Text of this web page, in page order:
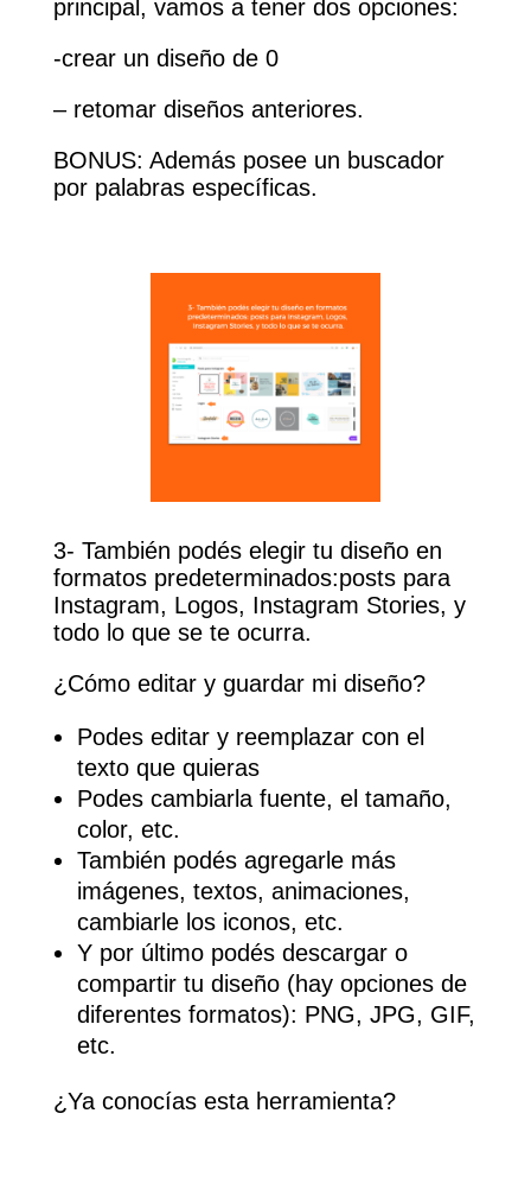
principal, vamos a tener dos opciones:
-crear un diseño de 0
– retomar diseños anteriores.
BONUS: Además posee un buscador
por palabras específicas.
3- También podés elegir tu diseño en
formatos predeterminados:posts para
Instagram, Logos, Instagram Stories, y
todo lo que se te ocurra.
¿Cómo editar y guardar mi diseño?
Podes editar y reemplazar con el
texto que quieras
Podes cambiarla fuente, el tamaño,
color, etc.
También podés agregarle más
imágenes, textos, animaciones,
cambiarle los iconos, etc.
Y por último podés descargar o
compartir tu diseño (hay opciones de
diferentes formatos): PNG, JPG, GIF,
etc.
¿Ya conocías esta herramienta?